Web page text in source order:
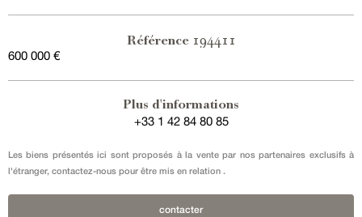
Référence 194411
600 000 €
Plus d'informations
+33 1 42 84 80 85
Les biens présentés ici sont proposés à la vente par nos partenaires exclusifs à
l'étranger, contactez-nous pour être mis en relation .
contacter